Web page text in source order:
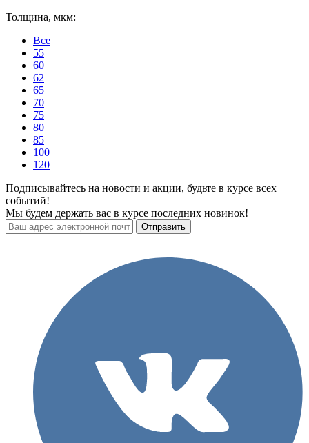
Толщина, мкм:
Все
55
60
62
65
70
75
80
85
100
120
Подписывайтесь на новости и акции, будьте в курсе всех
событий!
Мы будем держать вас в курсе последних новинок!